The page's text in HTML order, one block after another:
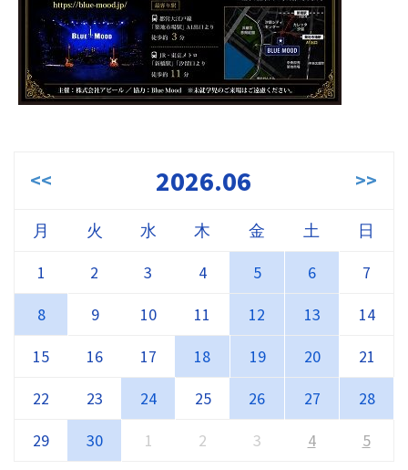
<< 2026.06 >>
月 火 水 木 金 土
日
1
2 3 4 5 6
7
8
9 10 11 12 13
14
15
16 17 18 19 20
21
22
23 24 25 26 27
28
29
30 1 2 3 4 5